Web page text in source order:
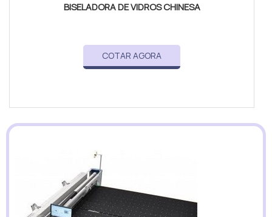
BISELADORA DE VIDROS CHINESA
COTAR AGORA